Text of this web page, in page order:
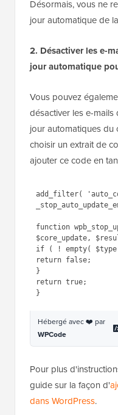
Désormais, vous ne
jour automatique de
2. Désactiver les e-
jour automatique
Vous pouvez
désactiver les e-
jour automatiques
choisir un extrait de
ajouter ce code en
1
2
5
7
8
10, 4 );
$send
==
return
return